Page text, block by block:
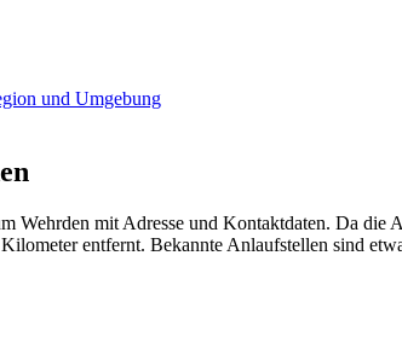
und Umgebung
Wehrden mit Adresse und Kontaktdaten. Da
entfernt. Bekannte Anlaufstellen sind